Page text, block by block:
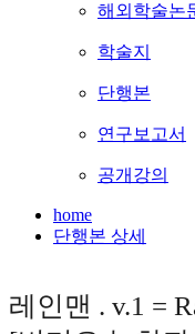
해외학술논
학술지
단행본
연구보고서
공개강의
home
단행본 상세
레인맨 . v.1 =